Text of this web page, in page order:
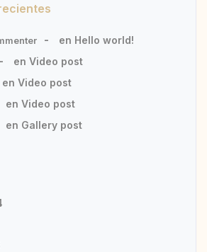
en Hello world!
en Video post
en Video post
en Video post
en Gallery post